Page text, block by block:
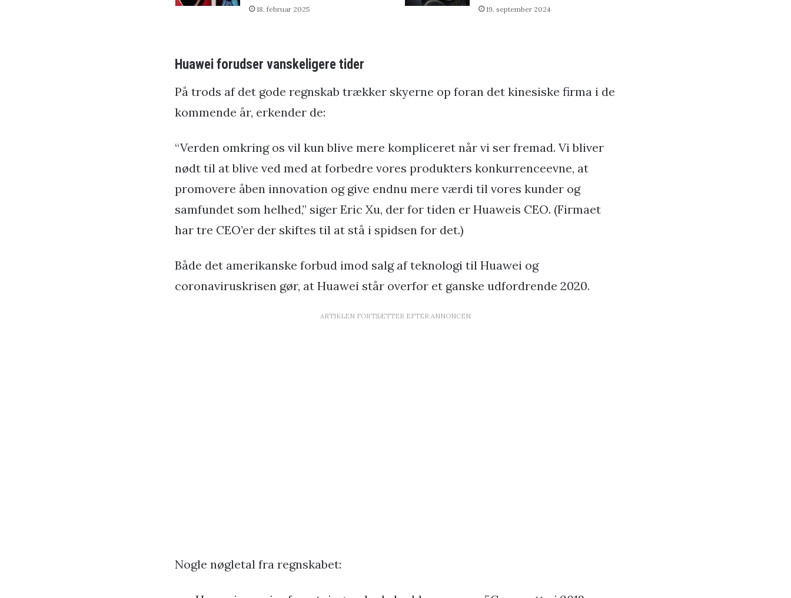
18. februar 2025 19. september 2024
Huawei forudser vanskeligere tider
På trods af det gode regnskab trækker skyerne op foran det kinesiske firma i de
kommende år, erkender de:
“Verden omkring os vil kun blive mere kompliceret når vi ser fremad. Vi bliver
nødt til at blive ved med at forbedre vores produkters konkurrenceevne, at
promovere åben innovation og give endnu mere værdi til vores kunder og
samfundet som helhed,” siger Eric Xu, der for tiden er Huaweis CEO. (Firmaet
har tre CEO’er der skiftes til at stå i spidsen for det.)
Både det amerikanske forbud imod salg af teknologi til Huawei og
coronaviruskrisen gør, at Huawei står overfor et ganske udfordrende 2020.
ARTIKLEN FORTSÆTTER EFTER ANNONCEN
Nogle nøgletal fra regnskabet: